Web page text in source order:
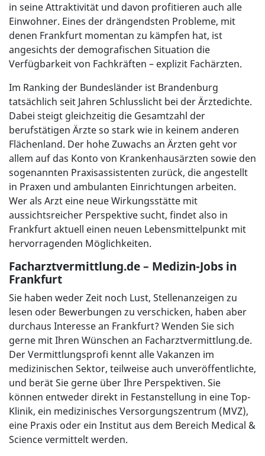
in seine Attraktivität und davon profitieren auch alle
Einwohner. Eines der drängendsten Probleme, mit
denen Frankfurt momentan zu kämpfen hat, ist
angesichts der demografischen Situation die
Verfügbarkeit von Fachkräften – explizit Fachärzten.
Im Ranking der Bundesländer ist Brandenburg
tatsächlich seit Jahren Schlusslicht bei der Ärztedichte.
Dabei steigt gleichzeitig die Gesamtzahl der
berufstätigen Ärzte so stark wie in keinem anderen
Flächenland. Der hohe Zuwachs an Ärzten geht vor
allem auf das Konto von Krankenhausärzten sowie den
sogenannten Praxisassistenten zurück, die angestellt
in Praxen und ambulanten Einrichtungen arbeiten.
Wer als Arzt eine neue Wirkungsstätte mit
aussichtsreicher Perspektive sucht, findet also in
Frankfurt aktuell einen neuen Lebensmittelpunkt mit
hervorragenden Möglichkeiten.
Facharztvermittlung.de – Medizin-Jobs in
Frankfurt
Sie haben weder Zeit noch Lust, Stellenanzeigen zu
lesen oder Bewerbungen zu verschicken, haben aber
durchaus Interesse an Frankfurt? Wenden Sie sich
gerne mit Ihren Wünschen an Facharztvermittlung.de.
Der Vermittlungsprofi kennt alle Vakanzen im
medizinischen Sektor, teilweise auch unveröffentlichte,
und berät Sie gerne über Ihre Perspektiven. Sie
können entweder direkt in Festanstellung in eine Top-
Klinik, ein medizinisches Versorgungszentrum (MVZ),
eine Praxis oder ein Institut aus dem Bereich Medical &
Science vermittelt werden.